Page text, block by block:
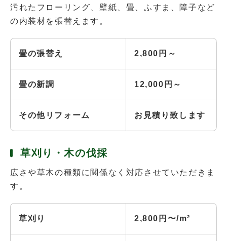
汚れたフローリング、壁紙、畳、ふすま、障子など
の内装材を張替えます。
畳の張替え 2,800円～
畳の新調 12,000円～
その他リフォーム お見積り致します
草刈り・木の伐採
広さや草木の種類に関係なく対応させていただきま
す。
草刈り 2,800円〜/m²